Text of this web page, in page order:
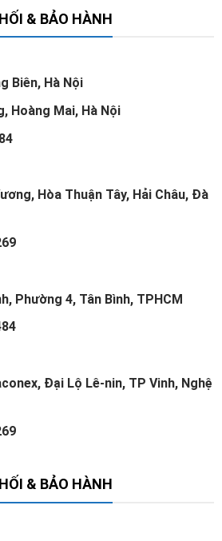
& BẢO HÀNH
Biên, Hà Nội
Hoàng Mai, Hà Nội
Hòa Thuận Tây, Hải Châu, Đà
Phường 4, Tân Bình, TPHCM
Đại Lộ Lê-nin, TP Vinh, Nghệ
& BẢO HÀNH